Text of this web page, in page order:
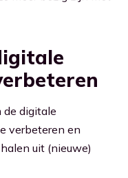
de digitale
verbeteren en
uit (nieuwe)